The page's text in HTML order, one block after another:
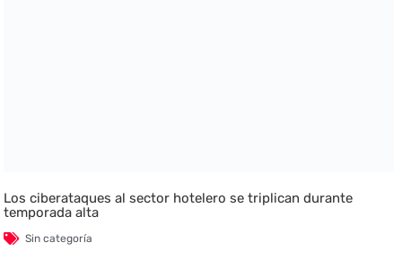
Los ciberataques al sector hotelero se triplican durante
temporada alta
Sin categoría